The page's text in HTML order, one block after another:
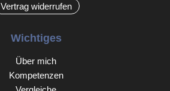
Vertrag widerrufen
Wichtiges
Über mich
Kompetenzen